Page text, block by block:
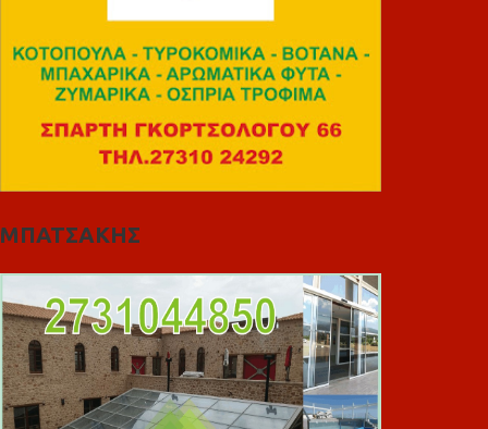
ΜΠΑΤΣΑΚΗΣ